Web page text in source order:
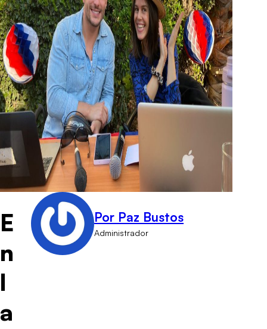
E
n
l
a
Por Paz Bustos
Administrador